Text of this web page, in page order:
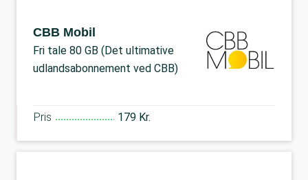
CBB Mobil
Fri tale 80 GB (Det ultimative
udlandsabonnement ved CBB)
Pris 179 Kr.